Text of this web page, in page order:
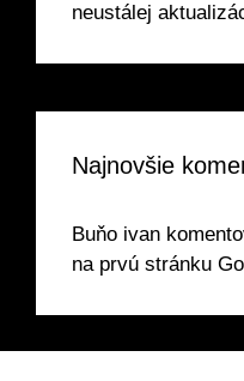
neustálej
Najnovšie
Buňo ivan
na prvú stránku